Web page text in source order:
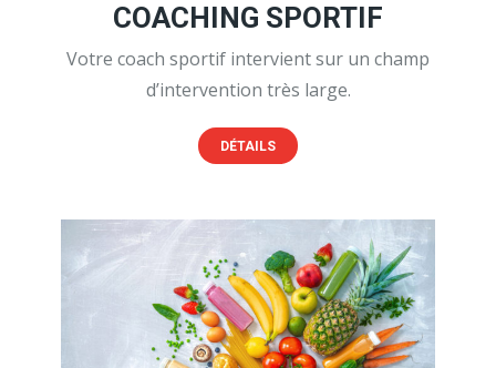
COACHING SPORTIF
Votre coach sportif intervient sur un champ
d’intervention très large.
DÉTAILS